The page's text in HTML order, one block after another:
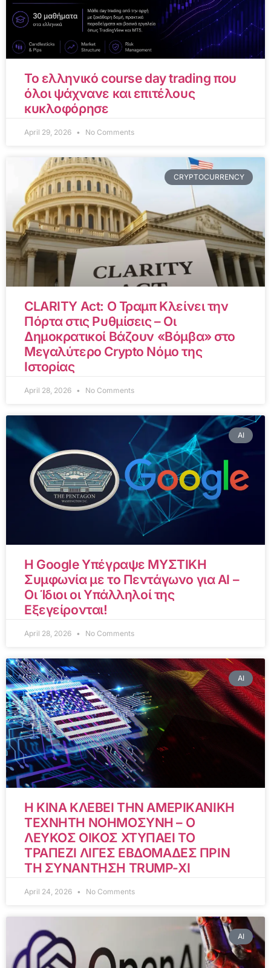
Το ελληνικό course day trading που
όλοι ψάχνανε και επιτέλους
κυκλοφόρησε
April 29, 2026 No Comments
CRYPTOCURRENCY
CLARITY Act: Ο Τραμπ Κλείνει την
Πόρτα στις Ρυθμίσεις – Οι
Δημοκρατικοί Βάζουν «Βόμβα» στο
Μεγαλύτερο Crypto Νόμο της
Ιστορίας
April 28, 2026 No Comments
AI
Η Google Υπέγραψε ΜΥΣΤΙΚΗ
Συμφωνία με το Πεντάγωνο για AI –
Οι Ίδιοι οι Υπάλληλοί της
Εξεγείρονται!
April 28, 2026 No Comments
AI
Η ΚΙΝΑ ΚΛΕΒΕΙ ΤΗΝ ΑΜΕΡΙΚΑΝΙΚΗ
ΤΕΧΝΗΤΗ ΝΟΗΜΟΣΥΝΗ – Ο
ΛΕΥΚΟΣ ΟΙΚΟΣ ΧΤΥΠΑΕΙ ΤΟ
ΤΡΑΠΕΖΙ ΛΙΓΕΣ ΕΒΔΟΜΑΔΕΣ ΠΡΙΝ
ΤΗ ΣΥΝΑΝΤΗΣΗ TRUMP-XI
April 24, 2026 No Comments
AI